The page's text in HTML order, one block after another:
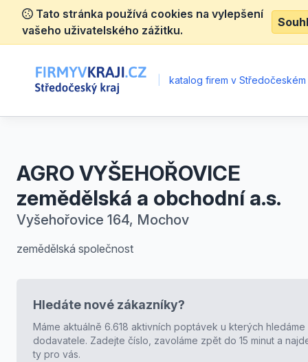
Tato stránka používá cookies na vylepšení
vašeho uživatelského zážitku.
katalog firem v Středočeském
AGRO VYŠEHOŘOVICE
zemědělská a obchodní a.s.
Vyšehořovice 164, Mochov
zemědělská společnost
Hledáte nové zákazníky?
Máme aktuálně 6.618 aktivních poptávek u kterých hledáme
dodavatele. Zadejte číslo, zavoláme zpět do 15 minut a
ty pro vás.